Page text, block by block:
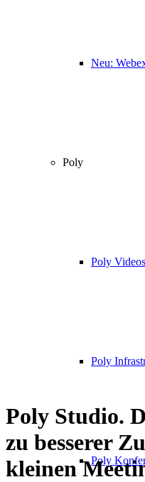
Neu:
Poly
Poly
Poly
Poly
Poly Studio.
zu besserer
kleinen